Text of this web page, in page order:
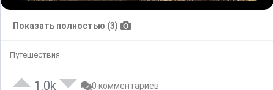
Показать полностью (3)
Путешествия
1.0k 0 комментариев